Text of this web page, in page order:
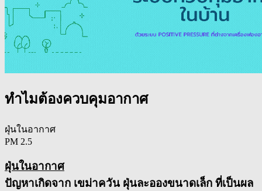
ทำไมต้องควบคุมอากาศ
ฝุ่นในอากาศ
PM 2.5
ฝุ่นในอากาศ
ปัญหาเกิดจาก เขม่าควัน ฝุ่นละอองขนาดเล็ก ที่เป็นผล